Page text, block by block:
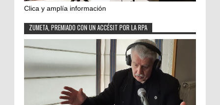
Clica y amplía información
ZUMETA, PREMIADO CON UN ACCÉSIT POR LA RPA